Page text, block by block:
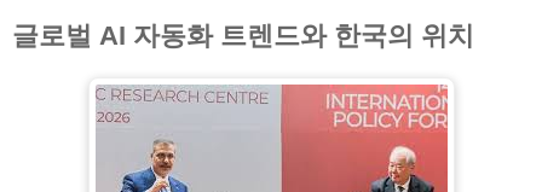
글로벌 AI 자동화 트렌드와 한국의 위치